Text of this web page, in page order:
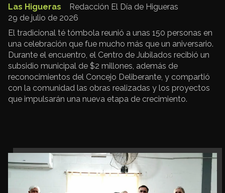
Redacción El Día de Higueras
Las Higueras
29 de julio de 2026
El tradicional té tómbola reunió a unas 150 personas en
una celebración que fue mucho más que un aniversario.
Durante el encuentro, el Centro de Jubilados recibió un
subsidio municipal de $2 millones, además de
reconocimientos del Concejo Deliberante, y compartió
con la comunidad las obras realizadas y los proyectos
que impulsarán una nueva etapa de crecimiento.